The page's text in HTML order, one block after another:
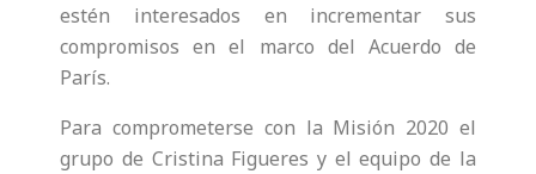
estén interesados en incrementar sus
compromisos en el marco del Acuerdo de
París.
Para comprometerse con la Misión 2020 el
grupo de Cristina Figueres y el equipo de la